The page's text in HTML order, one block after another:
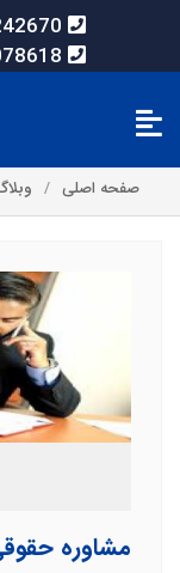
صفحه اصلی
مشاوره